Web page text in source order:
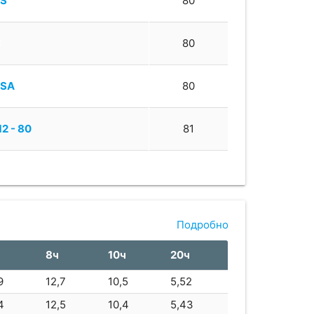
80
80
- 80 81
12V95 95
100C 100
Подробно
8ч 10ч
20ч
12,7 10,5
5,52
12,5 10,4
5,43